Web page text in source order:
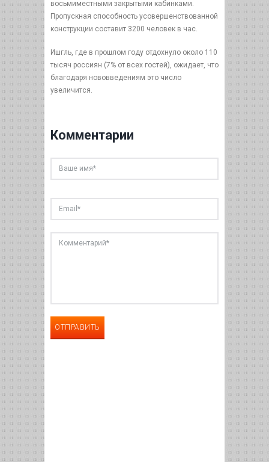
восьмиместными закрытыми кабинками.
Пропускная способность усовершенствованной
конструкции составит 3200 человек в час.
Ишгль, где в прошлом году отдохнуло около 110
тысяч россиян (7% от всех гостей), ожидает, что
благодаря нововведениям это число
увеличится.
Комментарии